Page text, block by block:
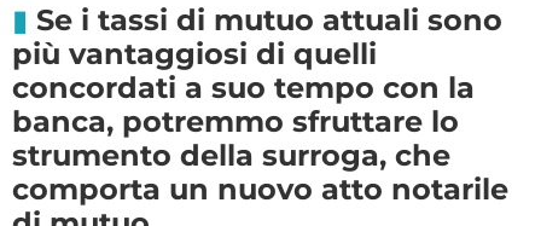
Se i tassi di mutuo attuali sono
più vantaggiosi di quelli
concordati a suo tempo con la
banca, potremmo sfruttare lo
strumento della surroga, che
comporta un nuovo atto notarile